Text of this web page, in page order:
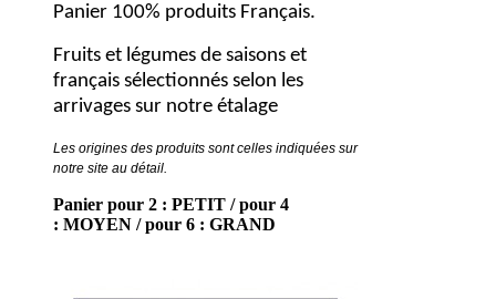
Panier 100% produits Français.
Fruits et légumes de saisons et
français sélectionnés selon les
arrivages sur notre étalage
Les origines des produits sont celles indiquées sur
notre site au détail.
Panier pour 2 : PETIT / pour 4
: MOYEN / pour 6 : GRAND